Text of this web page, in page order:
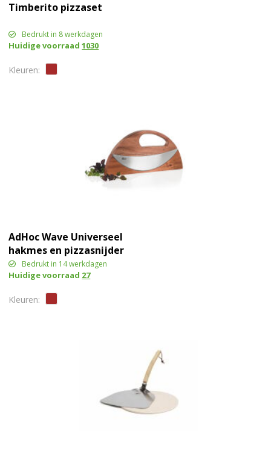
Timberito pizzaset
Bedrukt in 8 werkdagen
Huidige voorraad1030
AdHoc Wave Universeel
hakmes en pizzasnijder
Bedrukt in 14 werkdagen
Huidige voorraad 27